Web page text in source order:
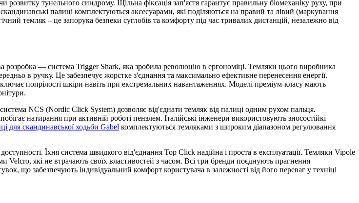
тунельного синдрому. Щільна фіксація зап'ястя гарантує правильну біомеханіку руху, при
палиці комплектуються аксесуарами, які поділяються на правий та лівий (маркування
темляк – це запорука безпеки суглобів та комфорту під час тривалих дистанцій, незалежно від
розробка — система Trigger Shark, яка зробила революцію в ергономіці. Темляки цього виробника
в ручку. Це забезпечує жорстке з'єднання та максимально ефективне перенесення енергії.
попрілості шкіри навіть при екстремальних навантаженнях. Моделі преміум-класу мають
система NCS (Nordic Click System) дозволяє від'єднати темляк від палиці одним рухом пальця.
натирання при активній роботі пензлем. Італійські інженери використовують зносостійкі
для скандинавської ходьби Gabel комплектуються темляками з широким діапазоном регулювання
Їхня система швидкого від'єднання Top Click надійна і проста в експлуатації. Темляки Vipole
Velcro, які не втрачають своїх властивостей з часом. Всі три бренди поєднують прагнення
що забезпечують індивідуальний комфорт користувача в залежності від його переваг у техніці